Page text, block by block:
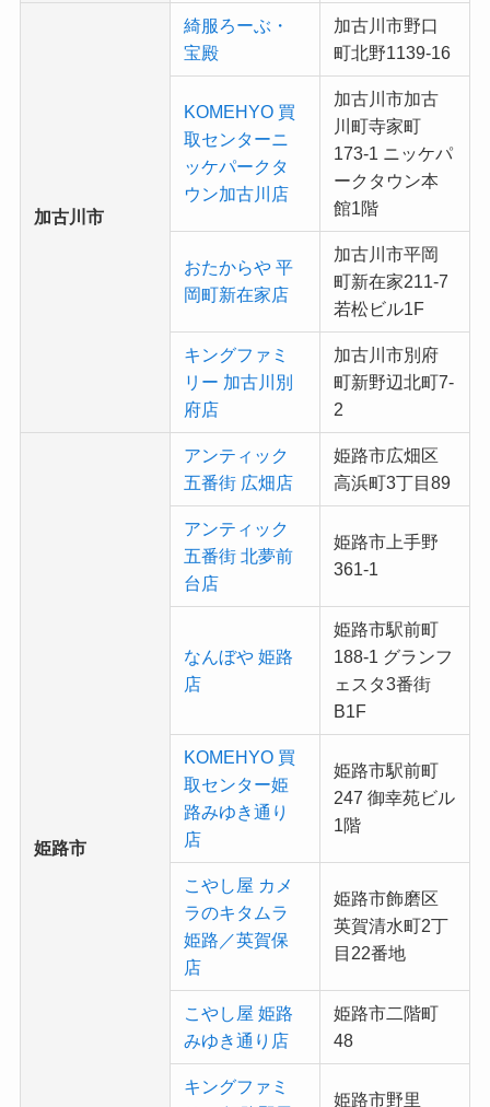
加古川市
綺服ろーぶ・
宝殿
加古川市野口
町北野1139-16
KOMEHYO 買
取センターニ
ッケパークタ
ウン加古川店
加古川市加古
川町寺家町
173-1 ニッケパ
ークタウン本
館1階
おたからや 平
岡町新在家店
加古川市平岡
町新在家211-7
若松ビル1F
キングファミ
リー 加古川別
府店
加古川市別府
町新野辺北町7-
2
姫路市
アンティック
五番街 広畑店
姫路市広畑区
高浜町3丁目89
アンティック
五番街 北夢前
台店
姫路市上手野
361-1
なんぼや 姫路
店
姫路市駅前町
188-1 グランフ
ェスタ3番街
B1F
KOMEHYO 買
取センター姫
路みゆき通り
店
姫路市駅前町
247 御幸苑ビル
1階
こやし屋 カメ
ラのキタムラ
姫路／英賀保
店
姫路市飾磨区
英賀清水町2丁
目22番地
こやし屋 姫路
みゆき通り店
姫路市二階町
48
キングファミ
姫路市野里